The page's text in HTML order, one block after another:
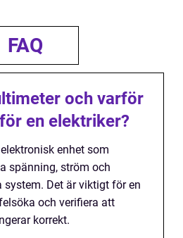
FAQ
och varför
en elektriker?
enhet som
spänning, ström och
system. Det är viktigt för en
och verifiera att
korrekt.